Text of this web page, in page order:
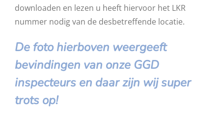
downloaden en lezen u heeft hiervoor het LKR
nummer nodig van de desbetreffende locatie.
De foto hierboven weergeeft
bevindingen van onze GGD
inspecteurs en daar zijn wij super
trots op!